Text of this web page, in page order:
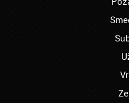
sva moja
Samo tako
Završavam kurs